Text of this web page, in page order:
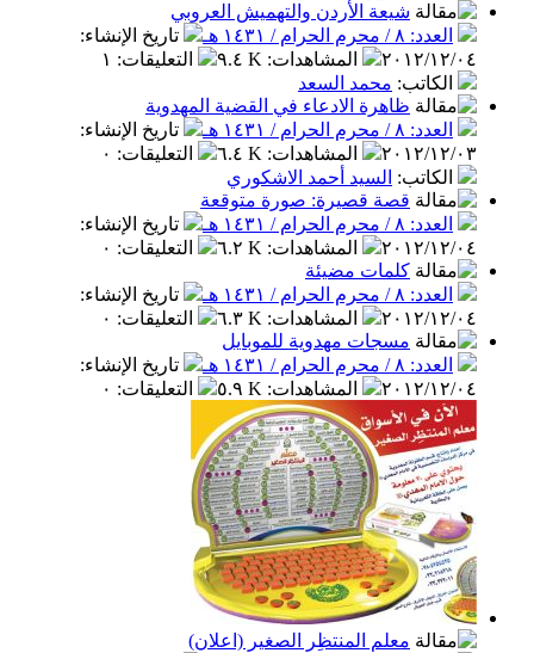
شيعة الأردن والتهميش العروبي
العدد: ٨ / محرم الحرام / ١٤٣١ هـ
تاريخ الإنشاء:
٢٠١٢/١٢/٠٤
المشاهدات: ٩.٤ K التعليقات: ١
الكاتب: محمد السعد
ظاهرة الادعاء في القضية المهدوية
العدد: ٨ / محرم الحرام / ١٤٣١ هـ
تاريخ الإنشاء:
٢٠١٢/١٢/٠٣
المشاهدات: ٦.٤ K التعليقات: ٠
الكاتب: السيد أحمد الاشكوري
قصة قصيرة: صورة متوقعة
العدد: ٨ / محرم الحرام / ١٤٣١ هـ
تاريخ الإنشاء:
٢٠١٢/١٢/٠٤
المشاهدات: ٦.٢ K التعليقات: ٠
كلمات مضيئة
العدد: ٨ / محرم الحرام / ١٤٣١ هـ
تاريخ الإنشاء:
٢٠١٢/١٢/٠٤
المشاهدات: ٦.٣ K التعليقات: ٠
مسجات مهدوية للموبايل
العدد: ٨ / محرم الحرام / ١٤٣١ هـ
تاريخ الإنشاء:
٢٠١٢/١٢/٠٤
المشاهدات: ٥.٩ K التعليقات: ٠
معلم المنتظِر الصغير (اعلان)